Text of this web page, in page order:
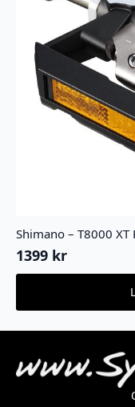
Shimano – T8000 XT
1399 kr